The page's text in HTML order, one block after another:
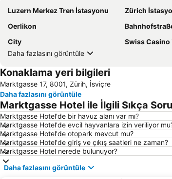
Luzern Merkez Tren İstasyonu Zürich
Oerlikon
City
Swiss Casino
Daha fazlasını görüntüle
Konaklama yeri bilgileri
Marktgasse 17, 8001, Zürih, İsviçre
Daha fazlasını görüntüle
Marktgasse Hotel ile İlgili Sıkça
Marktgasse Hotel'de bir havuz alanı var mı?
Marktgasse Hotel'de evcil hayvanlara izin veriliyor
Marktgasse Hotel'de otopark mevcut mu?
Marktgasse Hotel'de giriş ve çıkış saatleri ne zaman?
Marktgasse Hotel nerede bulunuyor?
Daha fazlasını görüntüle